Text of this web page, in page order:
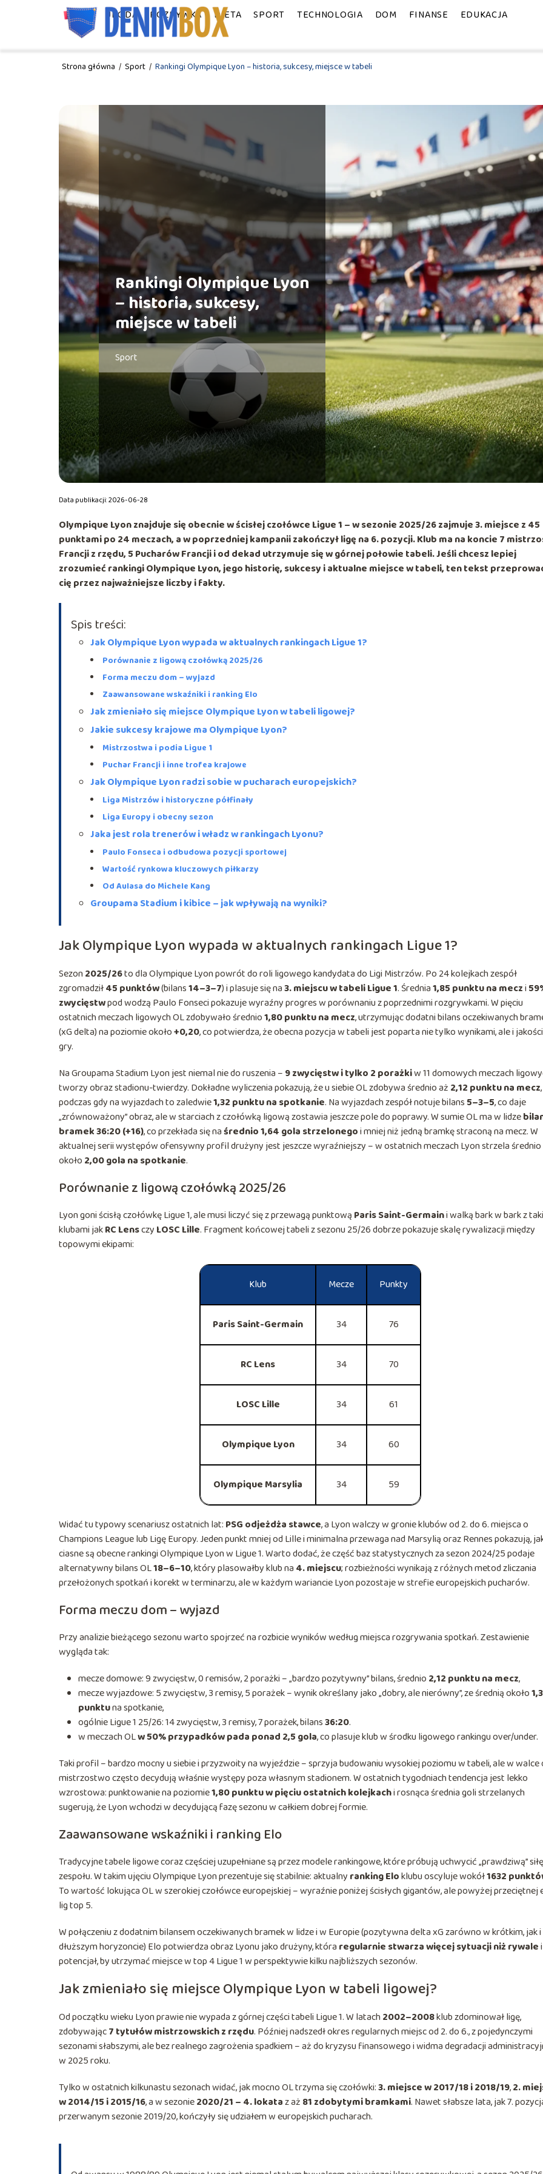
MODA URODA ROZRYWKA DIETA SPORT TECHNOLOGIA DOM FINANSE EDUKACJA
Strona główna / Sport / Rankingi Olympique Lyon – historia, sukcesy, miejsce w tabeli
Rankingi Olympique Lyon
– historia, sukcesy,
miejsce w tabeli
Sport
Data publikacji: 2026-06-28
Olympique Lyon znajduje się obecnie w ścisłej czołówce Ligue 1 – w sezonie 2025/26 zajmuje3. miejsce z 45
punktami po 24 meczach, a w poprzedniej kampanii zakończył ligę na 6. pozycji. Klub ma na koncie 7
Francji z rzędu, 5 Pucharów Francjii od dekad utrzymuje się w górnej połowie tabeli. Jeśli chcesz lepiej
zrozumieć rankingi Olympique Lyon, jego historię, sukcesy i aktualne miejsce w tabeli, ten tekst
cię przez najważniejsze liczby i fakty.
Spis treści:
Jak Olympique Lyon wypada w aktualnych rankingach Ligue 1?
Porównanie z ligową czołówką 2025/26
Forma meczu dom – wyjazd
Zaawansowane wskaźniki i ranking Elo
Jak zmieniało się miejsce Olympique Lyon w tabeli ligowej?
Jakie sukcesy krajowe ma Olympique Lyon?
Mistrzostwa i podia Ligue 1
Puchar Francji i inne trofea krajowe
Jak Olympique Lyon radzi sobie w pucharach europejskich?
Liga Mistrzów i historyczne półfinały
Liga Europy i obecny sezon
Jaka jest rola trenerów i władz w rankingach Lyonu?
Paulo Fonseca i odbudowa pozycji sportowej
Wartość rynkowa kluczowych piłkarzy
Od Aulasa do Michele Kang
Groupama Stadium i kibice – jak wpływają na wyniki?
Jak Olympique Lyon wypada w aktualnych rankingach Ligue 1?
Sezon2025/26to dla Olympique Lyon powrót do roli ligowego kandydata do Ligi Mistrzów. Po 24 kolejkach zespół
zgromadził45 punktów(bilans14–3–7) i plasuje się na3. miejscu w tabeli Ligue 1. Średnia1,85 punktu na meczi
zwycięstwpod wodzą Paulo Fonseci pokazuje wyraźny progres w porównaniu z poprzednimi rozgrywkami. W pięciu
ostatnich meczach ligowych OL zdobywało średnio1,80 punktu na mecz, utrzymując dodatni bilans oczekiwanych
(xG delta) na poziomie około+0,20, co potwierdza, że obecna pozycja w tabeli jest poparta nie tylko wynikami, ale i
gry.
Na Groupama Stadium Lyon jest niemal nie do ruszenia – 9 zwycięstw i tylko 2 porażkiw 11 domowych meczach
tworzy obraz stadionu-twierdzy. Dokładne wyliczenia pokazują, że u siebie OL zdobywa średnio aż 2,12 punktu na mecz,
podczas gdy na wyjazdach to zaledwie1,32 punktu na spotkanie. Na wyjazdach zespół notuje bilans 5–3–5, co daje
„zrównoważony” obraz, ale w starciach z czołówką ligową zostawia jeszcze pole do poprawy. W sumie OL ma w lidze
bramek 36:20 (+16), co przekłada się naśrednio 1,64 gola strzelonegoi mniej niż jedną bramkę straconą na mecz. W
aktualnej serii występów ofensywny profil drużyny jest jeszcze wyraźniejszy – w ostatnich meczach Lyon strzela średnio
około 2,00 gola na spotkanie.
Porównanie z ligową czołówką 2025/26
Lyon goni ścisłą czołówkę Ligue 1, ale musi liczyć się z przewagą punktową Paris Saint-Germaini walką bark w bark z
klubami jakRC Lensczy LOSC Lille. Fragment końcowej tabeli z sezonu 25/26 dobrze pokazuje skalę rywalizacji między
topowymi ekipami:
Klub Mecze Punkty
Paris Saint-Germain 34 76
RC Lens 34 70
LOSC Lille 34 61
Olympique Lyon 34 60
Olympique Marsylia 34 59
Widać tu typowy scenariusz ostatnich lat: PSG odjeżdża stawce, a Lyon walczy w gronie klubów od 2. do 6. miejsca o
Champions League lub Ligę Europy. Jeden punkt mniej od Lille i minimalna przewaga nad Marsylią oraz Rennes pokazują,
ciasne są obecne rankingi Olympique Lyon w Ligue 1. Warto dodać, że część baz statystycznych za sezon 2024/25 podaje
alternatywny bilans OL18–6–10, który plasowałby klub na 4. miejscu; rozbieżności wynikają z różnych metod zliczania
przełożonych spotkań i korekt w terminarzu, ale w każdym wariancie Lyon pozostaje w strefie europejskich pucharów.
Forma meczu dom – wyjazd
Przy analizie bieżącego sezonu warto spojrzeć na rozbicie wyników według miejsca rozgrywania spotkań. Zestawienie
wygląda tak:
mecze domowe: 9 zwycięstw, 0 remisów, 2 porażki – „bardzo pozytywny” bilans, średnio 2,12 punktu na mecz,
mecze wyjazdowe: 5 zwycięstw, 3 remisy, 5 porażek – wynik określany jako „dobry, ale nierówny”, ze średnią około
punktuna spotkanie,
ogólnie Ligue 1 25/26: 14 zwycięstw, 3 remisy, 7 porażek, bilans36:20.
w meczach OLw 50% przypadków pada ponad 2,5 gola, co plasuje klub w środku ligowego rankingu over/under.
Taki profil – bardzo mocny u siebie i przyzwoity na wyjeździe – sprzyja budowaniu wysokiej poziomu w tabeli, ale w walce
mistrzostwo często decydują właśnie występy poza własnym stadionem. W ostatnich tygodniach tendencja jest lekko
wzrostowa: punktowanie na poziomie1,80 punktu w pięciu ostatnich kolejkachi rosnąca średnia goli strzelanych
sugerują, że Lyon wchodzi w decydującą fazę sezonu w całkiem dobrej formie.
Zaawansowane wskaźniki i ranking Elo
Tradycyjne tabele ligowe coraz częściej uzupełniane są przez modele rankingowe, które próbują uchwycić „prawdziwą” siłę
zespołu. W takim ujęciu Olympique Lyon prezentuje się stabilnie: aktualny ranking Eloklubu oscyluje wokół1632
To wartość lokująca OL w szerokiej czołówce europejskiej – wyraźnie poniżej ścisłych gigantów, ale powyżej przeciętnej
lig top 5.
W połączeniu z dodatnim bilansem oczekiwanych bramek w lidze i w Europie (pozytywna delta xG zarówno w krótkim, jak
dłuższym horyzoncie) Elo potwierdza obraz Lyonu jako drużyny, która regularnie stwarza więcej sytuacji niż rywale
potencjał, by utrzymać miejsce w top 4 Ligue 1 w perspektywie kilku najbliższych sezonów.
Jak zmieniało się miejsce Olympique Lyon w tabeli ligowej?
Od początku wieku Lyon prawie nie wypada z górnej części tabeli Ligue 1. W latach2002–2008klub zdominował ligę,
zdobywając7 tytułów mistrzowskich z rzędu. Później nadszedł okres regularnych miejsc od 2. do 6., z pojedynczymi
sezonami słabszymi, ale bez realnego zagrożenia spadkiem – aż do kryzysu finansowego i widma degradacji
w 2025 roku.
Tylko w ostatnich kilkunastu sezonach widać, jak mocno OL trzyma się czołówki:3. miejsce w 2017/18 i 2018/19,2.
w 2014/15 i 2015/16, a w sezonie2020/21 – 4. lokataz aż 81 zdobytymi bramkami. Nawet słabsze lata, jak 7.
przerwanym sezonie 2019/20, kończyły się udziałem w europejskich pucharach.